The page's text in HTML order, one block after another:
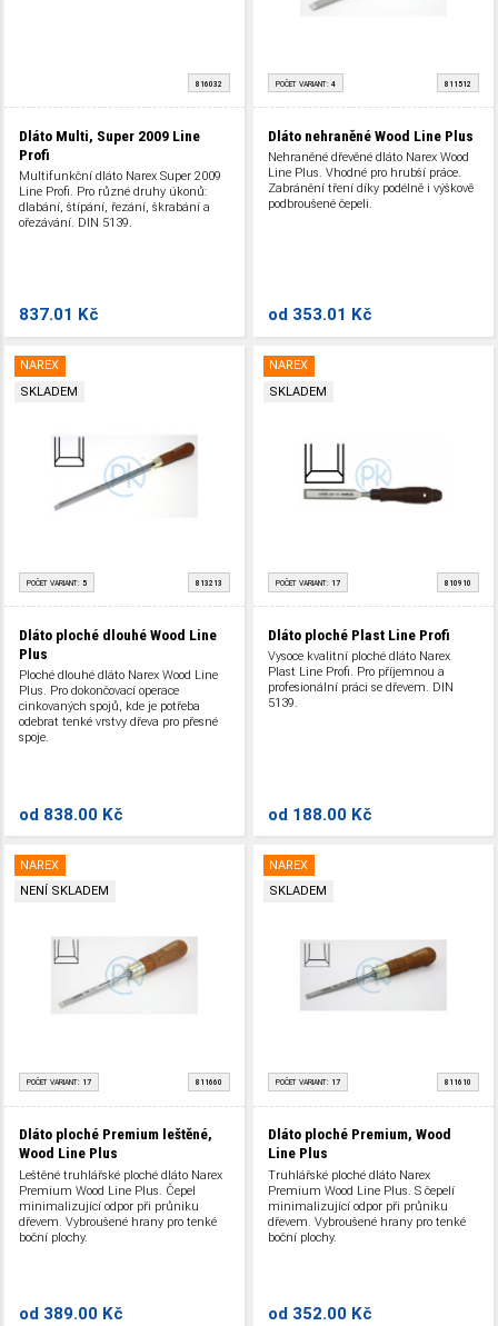
816032
Dláto Multi, Super 2009 Line
Profi
Multifunkční dláto Narex Super 2009
Line Profi. Pro různé druhy úkonů:
dlabání, štípání, řezání, škrabání a
ořezávání. DIN 5139.
837.01 Kč
POČET VARIANT: 4 811512
Dláto nehraněné Wood Line Plus
Nehraněné dřevěné dláto Narex Wood
Line Plus. Vhodné pro hrubší práce.
Zabránění tření díky podélně i výškově
podbroušené čepeli.
od 353.01 Kč
NAREX
SKLADEM
POČET VARIANT: 5 813213
Dláto ploché dlouhé Wood Line
Plus
Ploché dlouhé dláto Narex Wood Line
Plus. Pro dokončovací operace
cinkovaných spojů, kde je potřeba
odebrat tenké vrstvy dřeva pro přesné
spoje.
od 838.00 Kč
NAREX
SKLADEM
POČET VARIANT: 17 810910
Dláto ploché Plast Line Profi
Vysoce kvalitní ploché dláto Narex
Plast Line Profi. Pro příjemnou a
profesionální práci se dřevem. DIN
5139.
od 188.00 Kč
NAREX
NENÍ SKLADEM
POČET VARIANT: 17 811660
Dláto ploché Premium leštěné,
Wood Line Plus
Leštěné truhlářské ploché dláto Narex
Premium Wood Line Plus. Čepel
minimalizující odpor při průniku
dřevem. Vybroušené hrany pro tenké
boční plochy.
od 389.00 Kč
NAREX
SKLADEM
POČET VARIANT: 17 811610
Dláto ploché Premium, Wood
Line Plus
Truhlářské ploché dláto Narex
Premium Wood Line Plus. S čepelí
minimalizující odpor při průniku
dřevem. Vybroušené hrany pro tenké
boční plochy.
od 352.00 Kč